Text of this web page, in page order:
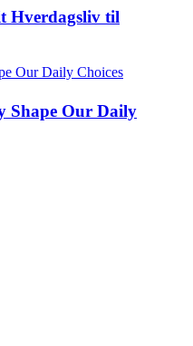
Hverdagsliv til
Shape Our Daily